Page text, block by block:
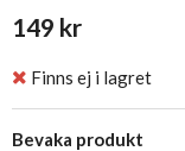
149 kr
Finns ej i lagret
Bevaka produkt